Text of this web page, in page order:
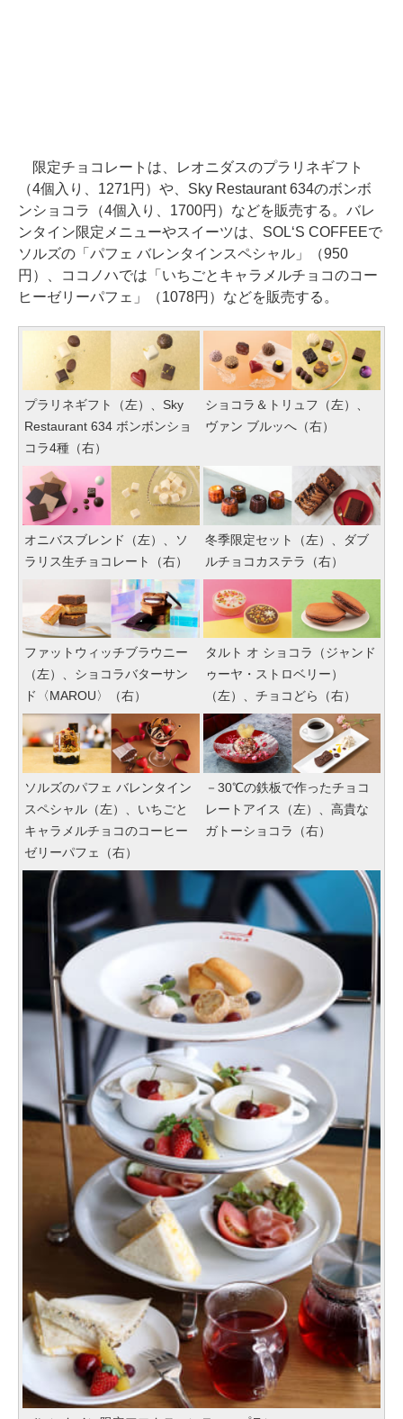
限定チョコレートは、レオニダスのプラリネギフト
（4個入り、1271円）や、Sky Restaurant 634のボンボ
ンショコラ（4個入り、1700円）などを販売する。バレ
ンタイン限定メニューやスイーツは、SOL‘S COFFEEで
ソルズの「パフェ バレンタインスペシャル」（950
円）、ココノハでは「いちごとキャラメルチョコのコー
ヒーゼリーパフェ」（1078円）などを販売する。
プラリネギフト（左）、Sky
Restaurant 634 ボンボンショ
コラ4種（右）
ショコラ＆トリュフ（左）、
ヴァン ブルッへ（右）
オニバスブレンド（左）、ソ
ラリス生チョコレート（右）
冬季限定セット（左）、ダブ
ルチョコカステラ（右）
ファットウィッチブラウニー
（左）、ショコラバターサン
ド〈MAROU〉（右）
タルト オ ショコラ（ジャンド
ゥーヤ・ストロベリー）
（左）、チョコどら（右）
ソルズのパフェ バレンタイン
スペシャル（左）、いちごと
キャラメルチョコのコーヒー
ゼリーパフェ（右）
－30℃の鉄板で作ったチョコ
レートアイス（左）、高貴な
ガトーショコラ（右）